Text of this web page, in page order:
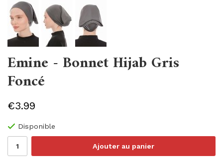
Emine - Bonnet Hijab Gris
Foncé
€3.99
Disponible
Ajouter au panier